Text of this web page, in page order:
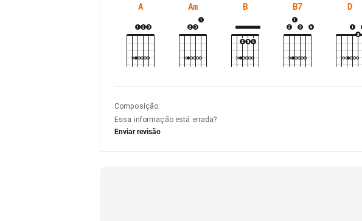
A Am B B7 D
Composição:
Essa informação está errada?
Enviar revisão